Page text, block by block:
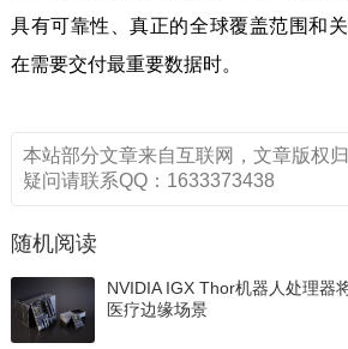
具有可靠性、真正的全球覆盖范围和
在需要交付最重要数据时。
本站部分文章来自互联网，文章版权
疑问请联系QQ：1633373438
随机阅读
NVIDIA IGX Thor机器人处理器
医疗边缘场景